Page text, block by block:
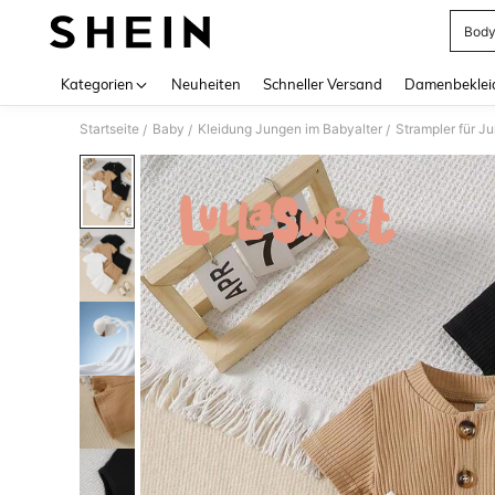
Kategorien Neuheiten Schneller Versand
Startseite / Baby / Kleidung Jungen im Babyalter / Strampler für